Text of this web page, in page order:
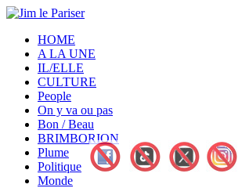
HOME
A LA UNE
IL/ELLE
CULTURE
People
On y va ou pas
Bon / Beau
BRIMBORION
Plume
Politique
Monde